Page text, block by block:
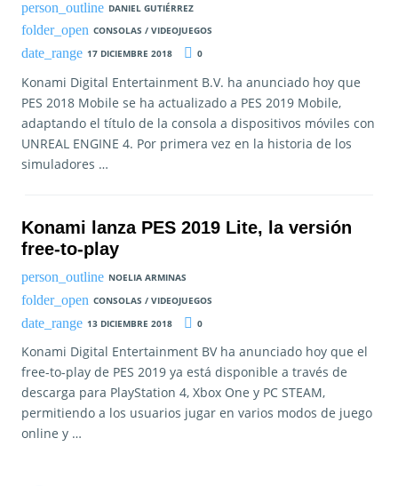
DANIEL GUTIÉRREZ
CONSOLAS / VIDEOJUEGOS
17 DICIEMBRE 2018
0
Konami Digital Entertainment B.V. ha anunciado hoy que
PES 2018 Mobile se ha actualizado a PES 2019 Mobile,
adaptando el título de la consola a dispositivos móviles con
UNREAL ENGINE 4. Por primera vez en la historia de los
simuladores …
Konami lanza PES 2019 Lite, la versión
free-to-play
NOELIA ARMINAS
CONSOLAS / VIDEOJUEGOS
13 DICIEMBRE 2018
0
Konami Digital Entertainment BV ha anunciado hoy que el
free-to-play de PES 2019 ya está disponible a través de
descarga para PlayStation 4, Xbox One y PC STEAM,
permitiendo a los usuarios jugar en varios modos de juego
online y …